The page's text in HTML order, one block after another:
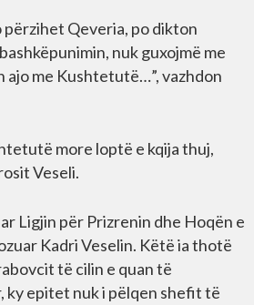
përzihet Qeveria, po dikton
nuk guxojmë me
me Kushtetutë…”, vazhdon
more loptë e kqija thuj,
Veseli.
Ligjin për Prizrenin dhe Hoqën e
Kadri Veselin. Këtë ia thotë
të cilin e quan të
ky epitet nuk i pëlqen shefit të